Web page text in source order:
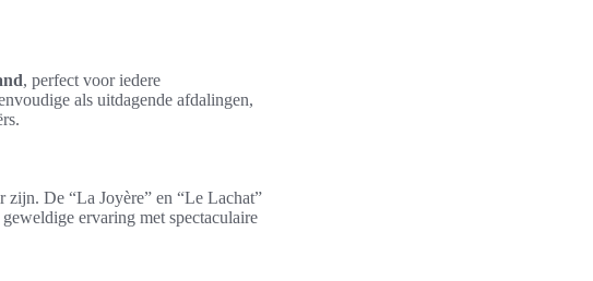
, perfect voor iedere
als uitdagende afdalingen,
De “La Joyère” en “Le Lachat”
ervaring met spectaculaire